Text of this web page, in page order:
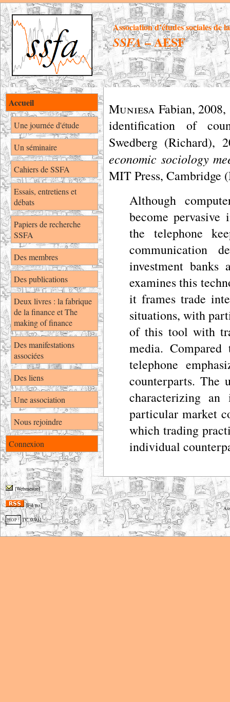
Association d’études sociales de
SSFA– AESF
Accueil
Une journée d'étude
Un séminaire
Cahiers de SSFA
Essais, entretiens et
débats
Papiers de recherche
SSFA
Des membres
Des publications
Deux livres : la fabrique
de la finance et The
making of finance
Des manifestations
associées
Des liens
Une association
Nous rejoindre
Connexion
Muniesa Fabian,
identification of
Swedberg (Richard),
economic sociology
MIT Press, Cambridge
Although
become pervasive
the telephone
communication
investment banks
examines this
it frames trade
situations, with
of this tool with
media.
telephone
counterparts. The
characterizing
particular market
which trading
individual
[Webmestre]
[Fil rss]
HOP ! [V. 0.93]